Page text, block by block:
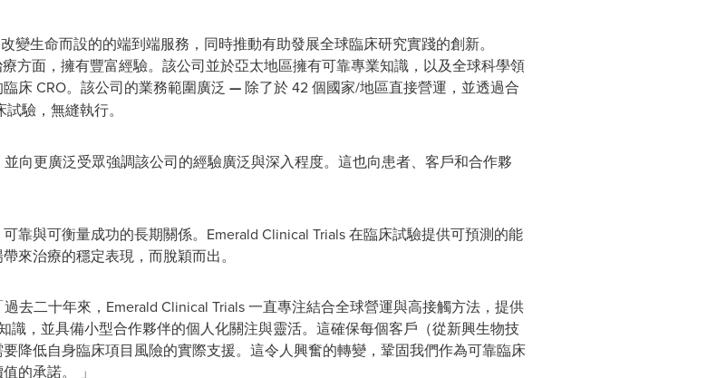
變生命而設的的端到端服務，同時推動有助發展全球臨床研究實踐的創新。
方面，擁有豐富經驗。該公司並於亞太地區擁有可靠專業知識，以及全球科學領
床 CRO。該公司的業務範圍廣泛 —除了於 42 個國家/地區直接營運，並透過合
驗，無縫執行。
向更廣泛受眾強調該公司的經驗廣泛與深入程度。這也向患者、客戶和合作夥
靠與可衡量成功的長期關係。Emerald Clinical Trials 在臨床試驗提供可預測的能
來治療的穩定表現，而脫穎而出。
去二十年來，Emerald Clinical Trials 一直專注結合全球營運與高接觸方法，提供
識，並具備小型合作夥伴的個人化關注與靈活。這確保每個客戶（從新興生物技
降低自身臨床項目風險的實際支援。這令人興奮的轉變，鞏固我們作為可靠臨床
的承諾。 」